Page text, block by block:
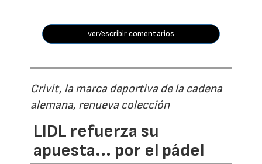
ver/escribir comentarios
Crivit, la marca deportiva de la cadena
alemana, renueva colección
LIDL refuerza su
apuesta... por el pádel